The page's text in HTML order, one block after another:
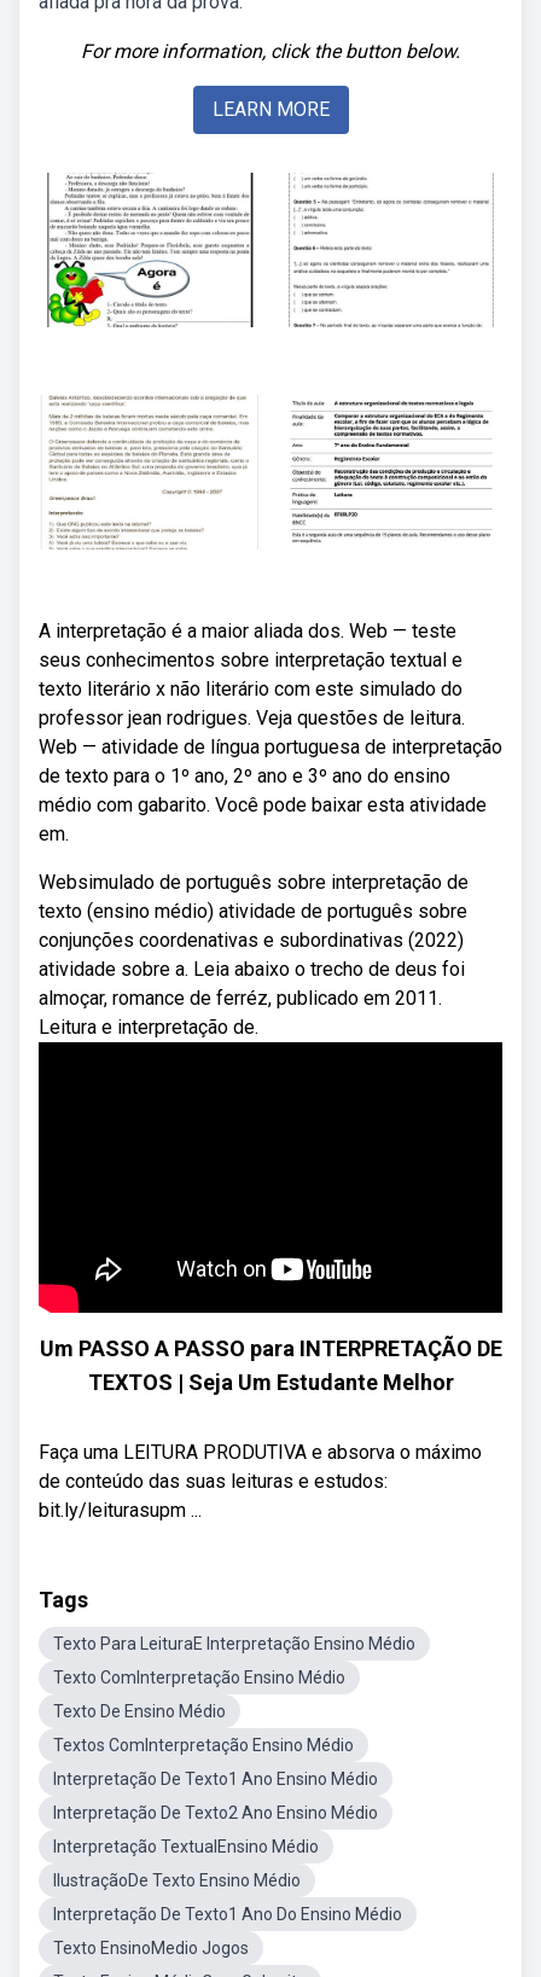
For more information, click the button below.
LEARN MORE
A interpretação é a maior aliada dos. Web — teste
seus conhecimentos sobre interpretação textual e
texto literário x não literário com este simulado do
professor jean rodrigues. Veja questões de leitura.
Web — atividade de língua portuguesa de interpretação
de texto para o 1º ano, 2º ano e 3º ano do ensino
médio com gabarito. Você pode baixar esta atividade
em.
Websimulado de português sobre interpretação de
texto (ensino médio) atividade de português sobre
conjunções coordenativas e subordinativas (2022)
atividade sobre a. Leia abaixo o trecho de deus foi
almoçar, romance de ferréz, publicado em 2011.
Leitura e interpretação de.
Um PASSO A PASSO para INTERPRETAÇÃO DE
TEXTOS | Seja Um Estudante Melhor
Faça uma LEITURA PRODUTIVA e absorva o máximo
de conteúdo das suas leituras e estudos:
bit.ly/leiturasupm ...
Tags
Texto Para LeituraE Interpretação Ensino Médio
Texto ComInterpretação Ensino Médio
Texto De Ensino Médio
Textos ComInterpretação Ensino Médio
Interpretação De Texto1 Ano Ensino Médio
Interpretação De Texto2 Ano Ensino Médio
Interpretação TextualEnsino Médio
IlustraçãoDe Texto Ensino Médio
Interpretação De Texto1 Ano Do Ensino Médio
Texto EnsinoMedio Jogos